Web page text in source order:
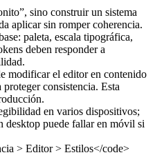
sino construir un sistema
aplicar sin romper coherencia.
paleta, escala tipográfica,
deben responder a
modificar el editor en contenido
consistencia. Esta
en varios dispositivos;
desktop puede fallar en móvil si
> Editor > Estilos</code>